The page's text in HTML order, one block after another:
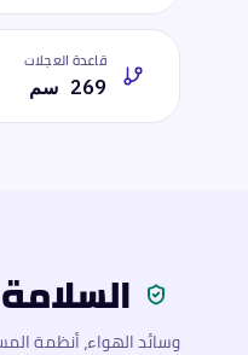
قاعدة العجلات
269 سم
وسائد الهواء، أنظمة